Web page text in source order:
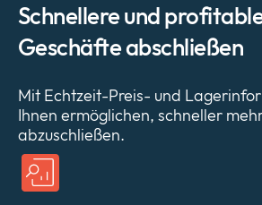
Schnellere und
Geschäfte abschließen
Mit Echtzeit-Preis- und
Ihnen ermöglichen, schneller
abzuschließen.